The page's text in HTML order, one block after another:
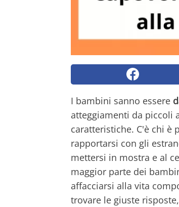
I bambini sanno essere
atteggiamenti da piccoli
caratteristiche. C'è chi è
rapportarsi con gli
mettersi in mostra e al
maggior parte dei
affacciarsi alla vita
trovare le giuste